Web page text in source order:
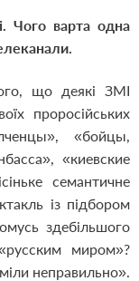
Чого варта одна
що деякі ЗМІ
проросійських
«бойцы,
«киевские
семантичне
із підбором
здебільшого
миром»?
неправильно».